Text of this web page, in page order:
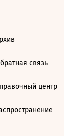
связь
центр